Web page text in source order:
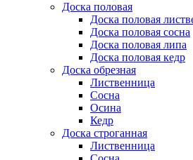
Доска половая
Доска половая
Доска половая сосна
Доска половая липа
Доска половая кедр
Доска обрезная
Лиственница
Сосна
Осина
Кедр
Доска строганная
Лиственница